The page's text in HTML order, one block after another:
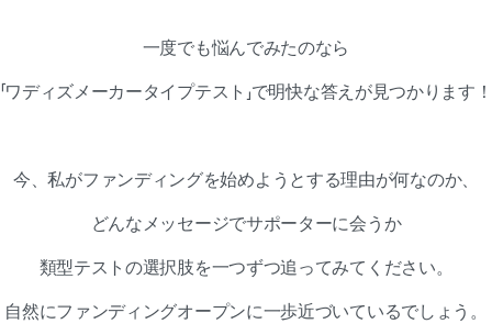
一度でも悩んでみたのなら
「ワディズメーカータイプテスト」で明快な答えが見つかります！
今、私がファンディングを始めようとする理由が何なのか、
どんなメッセージでサポーターに会うか
類型テストの選択肢を一つずつ追ってみてください。
自然にファンディングオープンに一歩近づいているでしょう。